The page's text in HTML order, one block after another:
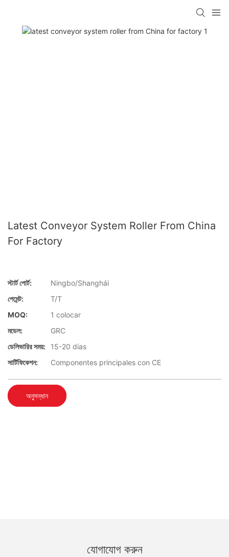
Latest Conveyor System Roller From China
For Factory
স্টার্ট পোর্ট:
Ningbo/Shanghái
পেমেন্ট:
T/T
MOQ:
1 colocar
মডেল:
GRC
ডেলিভারির সময়:
15-20 días
সার্টিফিকেশন:
Componentes principales con CE
অনুসন্ধান
যোগাযোগ করুন